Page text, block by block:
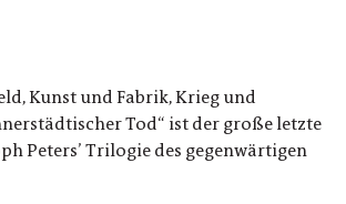
Kunst und Fabrik, Krieg und
Tod“ ist der große letzte
Peters’ Trilogie des gegenwärtigen